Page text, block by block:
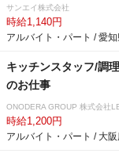
サンエイ株式会社
時給1,140円
アルバイト・パート / 愛知
キッチンスタッフ/調
のお仕事
ONODERA GROUP 株式会社
時給1,200円
アルバイト・パート / 大阪